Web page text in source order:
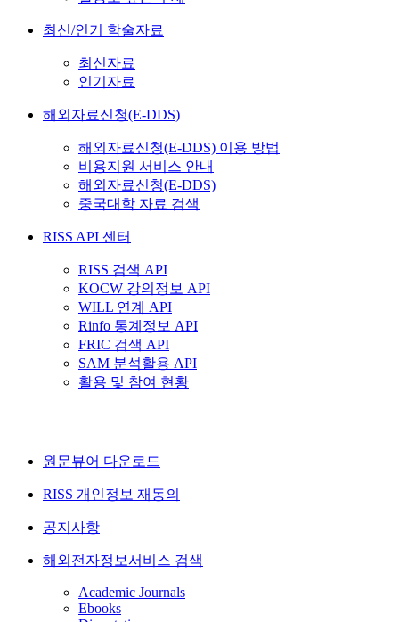
최신/인기 학술자료
최신자료
인기자료
해외자료신청(E-DDS)
해외자료신청(E-DDS) 이용 방법
비용지원 서비스 안내
해외자료신청(E-DDS)
중국대학 자료 검색
RISS API 센터
RISS 검색 API
KOCW 강의정보 API
WILL 연계 API
Rinfo 통계정보 API
FRIC 검색 API
SAM 분석활용 API
활용 및 참여 현황
원문뷰어 다운로드
RISS 개인정보 재동의
공지사항
해외전자정보서비스 검색
Academic Journals
Ebooks